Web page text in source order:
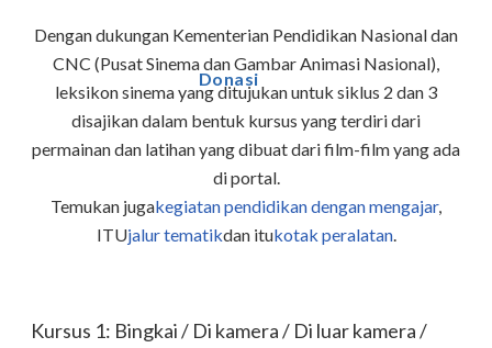
Donasi
Dengan dukungan Kementerian Pendidikan Nasional dan
CNC (Pusat Sinema dan Gambar Animasi Nasional),
leksikon sinema yang ditujukan untuk siklus 2 dan 3
disajikan dalam bentuk kursus yang terdiri dari
permainan dan latihan yang dibuat dari film-film yang ada
di portal.
Temukan jugakegiatan pendidikan dengan mengajar,
ITUjalur tematikdan itukotak peralatan.
Kursus 1: Bingkai / Di kamera / Di luar kamera /